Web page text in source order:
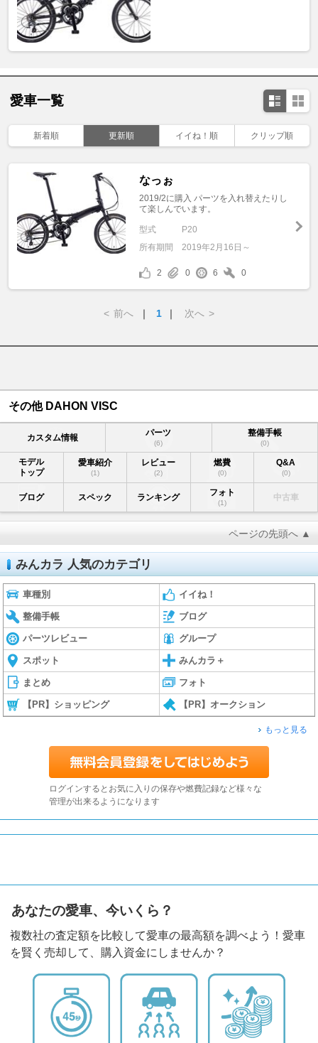
愛車一覧
新着順 更新順 イイね！順 クリップ順
なっぉ
2019/2に購入 パーツを入れ替えたりし
て楽しんでいます。
型式
P20
所有期間
2019年2月16日～
2 0 6 0
< 前へ ｜ 1 ｜ 次へ >
その他 DAHON VISC
カスタム情報 パーツ
(6)
整備手帳
(0)
モデル
トップ
愛車紹介
(1)
レビュー
(2)
燃費
(0)
Q&A
(0)
ブログ スペック ランキング フォト
(1)
中古車
ページの先頭へ ▲
みんカラ 人気のカテゴリ
車種別 イイね！
整備手帳 ブログ
パーツレビュー グループ
スポット みんカラ＋
まとめ フォト
【PR】ショッピング 【PR】オークション
もっと見る
ログインするとお気に入りの保存や燃費記録など様々な
管理が出来るようになります
あなたの愛車、今いくら？
複数社の査定額を比較して愛車の最高額を調べよう！愛車
を賢く売却して、購入資金にしませんか？